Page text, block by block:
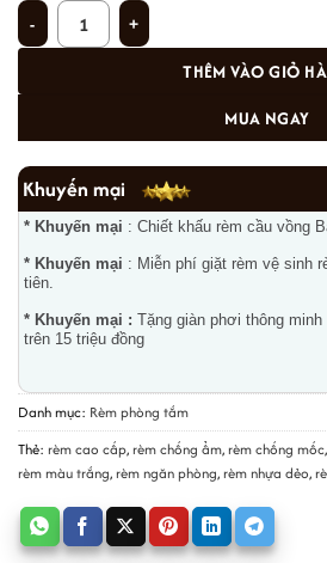
Rèm treo phòng tắm cao cấp bằng vải trượt
THÊM VÀO GIỎ
MUA NGAY
Khuyến mại
* Khuyến mại : Chiết khấu rèm cầu vồng
* Khuyến mại : Miễn phí giặt rèm vệ sinh
tiên.
* Khuyến mại : Tặng giàn phơi thông
trên 15 triệu đồng
Danh mục: Rèm phòng tắm
Thẻ: rèm cao cấp,rèm chống ẩm,rèm chống mốc,
rèm màu trắng,rèm ngăn phòng,rèm nhựa dẻo,